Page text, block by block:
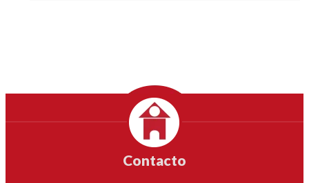
Contacto